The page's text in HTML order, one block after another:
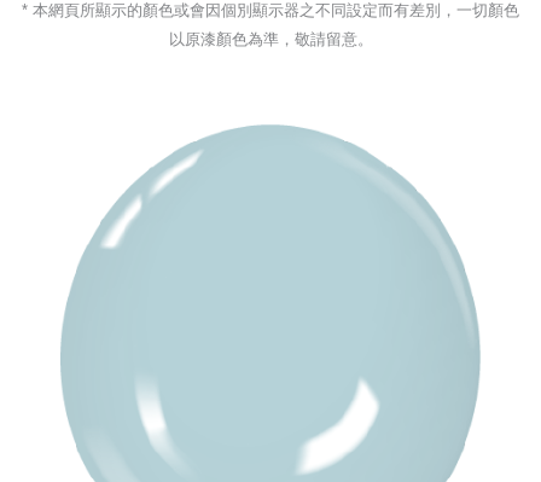
* 本網頁所顯示的顏色或會因個別顯示器之不同設定而有差別，一切顏色
以原漆顏色為準，敬請留意。